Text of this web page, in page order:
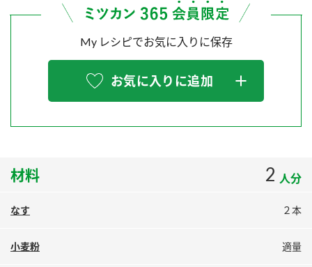
ふりかけ おすしの素
炊き込みご飯の素 米飯用調味液
納豆のサイト
スペシャルサイト
すしラボ
鍋奉行マニュアル
ZENB initiative
MIM（ミツカンミュージアム）
お客様相談センター
お客様の声をいかしました
販売終了製品のご案内
よくあるご質問
My レシピでお気に入りに保存
お気に入りに追加
材料 2 人分
なす ２本
小麦粉 適量